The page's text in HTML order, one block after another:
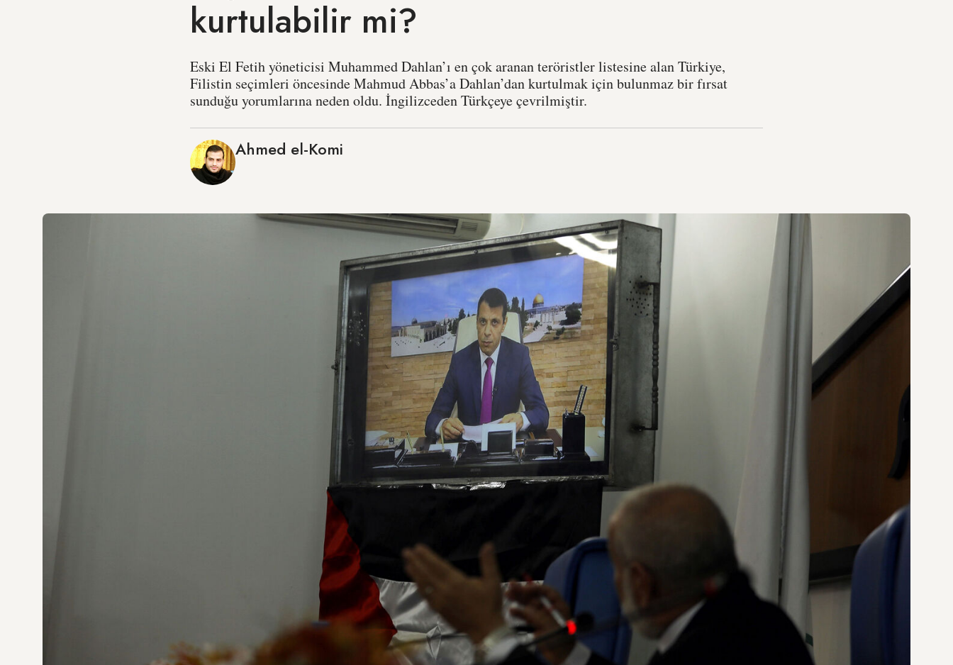
kurtulabilir mi?
Eski El Fetih yöneticisi Muhammed Dahlan’ı en çok aranan teröristler listesine alan Türkiye,
Filistin seçimleri öncesinde Mahmud Abbas’a Dahlan’dan kurtulmak için bulunmaz bir fırsat
sunduğu yorumlarına neden oldu. İngilizceden Türkçeye çevrilmiştir.
Ahmed el-Komi